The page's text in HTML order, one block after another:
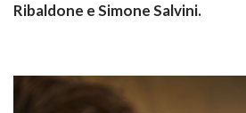
Ribaldone e Simone Salvini.